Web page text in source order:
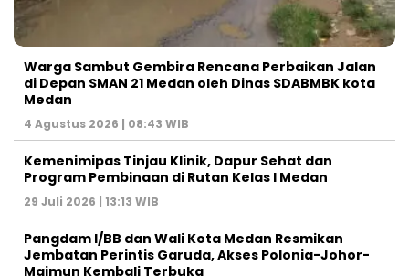
Warga Sambut Gembira Rencana Perbaikan Jalan
di Depan SMAN 21 Medan oleh Dinas SDABMBK kota
Medan
4 Agustus 2026 | 08:43 WIB
Kemenimipas Tinjau Klinik, Dapur Sehat dan
Program Pembinaan di Rutan Kelas I Medan
29 Juli 2026 | 13:13 WIB
Pangdam I/BB dan Wali Kota Medan Resmikan
Jembatan Perintis Garuda, Akses Polonia-Johor-
Maimun Kembali Terbuka